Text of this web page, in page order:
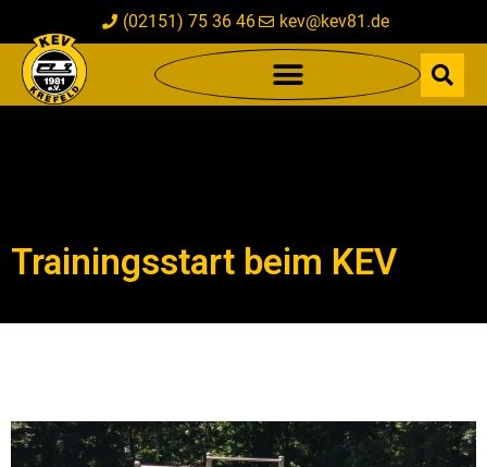
(02151) 75 36 46 kev@kev81.de
Trainingsstart beim KEV